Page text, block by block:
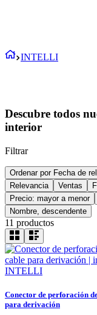
INTELLI
Descubre todos
interior
Filtrar
Ordenar por Fecha de
Relevancia
Ventas
Precio: mayor a menor
Nombre, descendente
11 productos
INTELLI
Conector de perforación
para derivación